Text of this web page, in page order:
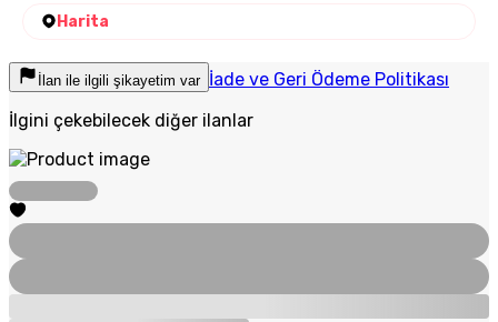
Harita
İlan ile ilgili şikayetim var İade ve Geri Ödeme Politikası
İlgini çekebilecek diğer ilanlar